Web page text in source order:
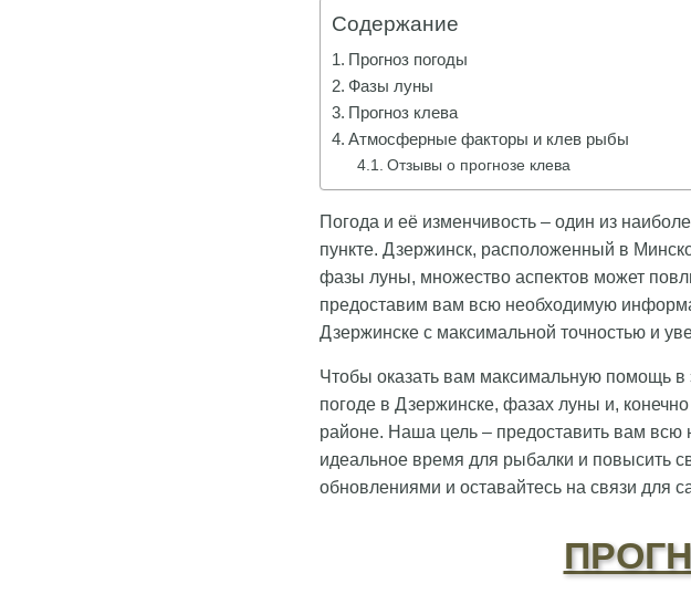
Содержание
Прогноз погоды
Фазы луны
Прогноз клева
Атмосферные факторы и клев рыбы
Отзывы о прогнозе клева
Погода и её изменчивость – один из
пункте. Дзержинск, расположенный в
фазы луны, множество аспектов может
предоставим вам всю необходимую
Дзержинске с максимальной точностью и
Чтобы оказать вам максимальную помощь
погоде в Дзержинске, фазах луны и,
районе. Наша цель – предоставить вам
идеальное время для рыбалки и повысить
обновлениями и оставайтесь на связи для